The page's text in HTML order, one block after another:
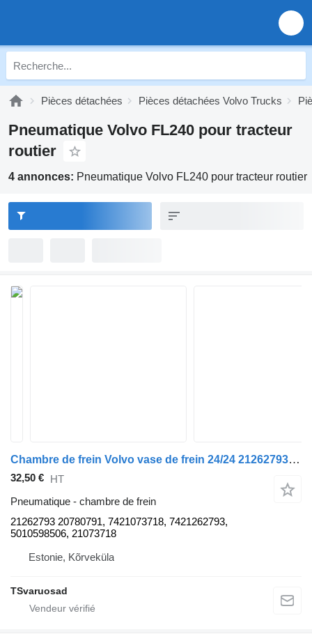
Pièces détachées Pièces détachées Volvo Trucks
Pneumatique Volvo FL240 pour tracteur
routier
4 annonces: Pneumatique Volvo FL240 pour tracteur routier
Chambre de frein Volvo vase de frein 24/24 21262793 pour tracteur routier Volvo FL-240
32,50 € HT
Pneumatique - chambre de frein
21262793 20780791, 7421073718, 7421262793,
5010598506, 21073718
Estonie, Kõrveküla
TSvaruosad